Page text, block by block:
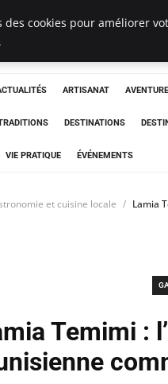
Co
ARTISANAT
DESTINATIONS
VIE PRATIQUE ÉVÉNEMENTS
et cuisine locale Lamia
Temimi :
des cookies pour améliorer